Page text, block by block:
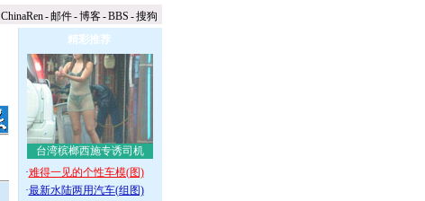
ChinaRen-邮件-博客-BBS -搜狗
精彩推荐
台湾槟榔西施专诱司机
·难得一见的个性车模(图)
·最新水陆两用汽车(组图)